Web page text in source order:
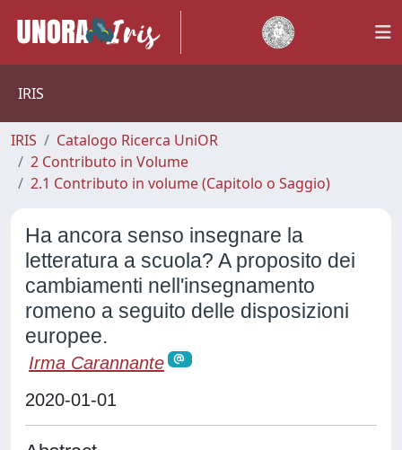
IRIS
IRIS
Catalogo Ricerca UniOR
2 Contributo in Volume
2.1 Contributo in volume (Capitolo o Saggio)
Ha ancora senso insegnare la
letteratura a scuola? A proposito dei
cambiamenti nell'insegnamento
romeno a seguito delle disposizioni
europee.
Irma Carannante
2020-01-01